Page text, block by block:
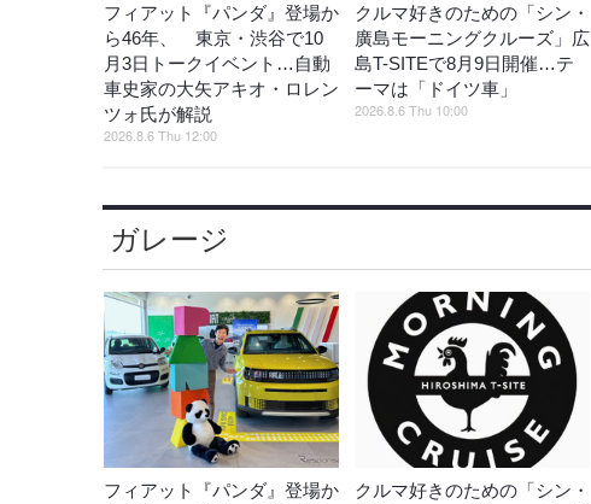
フィアット『パンダ』登場か
ら46年、 東京・渋谷で10
月3日トークイベント…自動
車史家の大矢アキオ・ロレン
ツォ氏が解説
2026.8.6 Thu 12:00
クルマ好きのための「シン・
廣島モーニングクルーズ」広
島T-SITEで8月9日開催…テ
ーマは「ドイツ車」
2026.8.6 Thu 10:00
ガレージ
フィアット『パンダ』登場か
クルマ好きのための「シン・